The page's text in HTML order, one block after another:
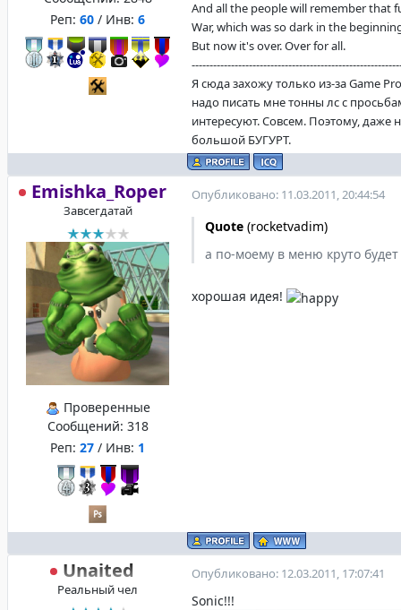
Реп: 60 / Инв: 6
And all the people will remember that
War, which was so dark in the
But now it's over. Over for all.
Я сюда захожу только из-за Game
надо писать мне тонны лс с
интересуют. Совсем. Поэтому, даже
большой БУГУРТ.
Emishka_Roper
Завсегдатай
Проверенные
Сообщений: 318
Реп: 27 / Инв: 1
Опубликовано: 11.03.2011, 20:44:54
Quote (rocketvadim)
а по-моему в меню круто
хорошая идея!
Unaited
Реальный чел
Опубликовано: 12.03.2011, 17:07:41
Sonic!!!